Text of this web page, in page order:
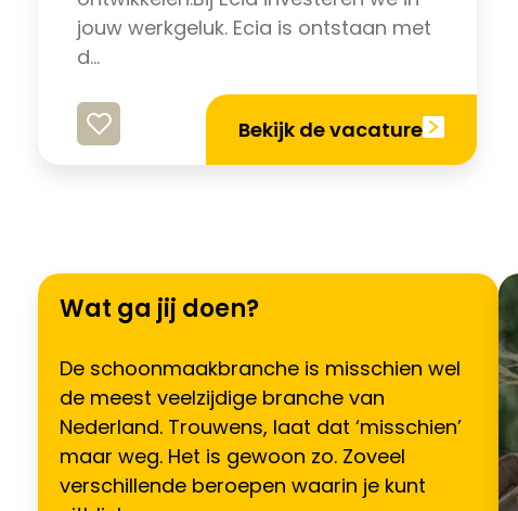
jouw werkgeluk. Ecia is ontstaan met
d...
Bekijk de vacature
Wat ga jij doen?
De schoonmaakbranche is misschien wel
de meest veelzijdige branche van
Nederland. Trouwens, laat dat ‘misschien’
maar weg. Het is gewoon zo. Zoveel
verschillende beroepen waarin je kunt